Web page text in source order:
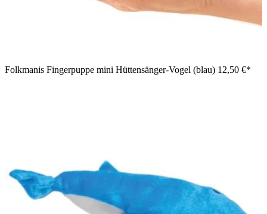
Folkmanis Fingerpuppe mini Hüttensänger-Vogel (blau) 12,50 €*